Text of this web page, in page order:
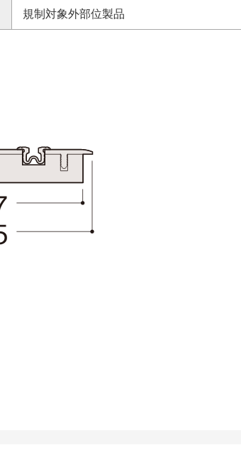
規制対象外部位製品